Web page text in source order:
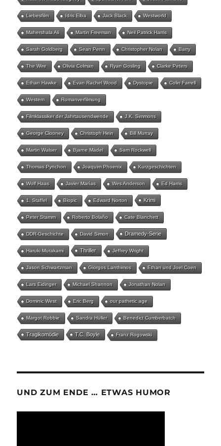
Liebesfilm Idris Elba Jack Black Westworld
Mahershala Ali Martin Freeman Neil Patrick Harris
Sarah Goldberg Sean Penn Christopher Nolan Barry
The Wire Olivia Colman Ryan Gosling Clarke Peters
Ethan Hawke Evan Rachel Wood Dystopie Colin Farrell
Western Romanverfilmung
Filmklassiker der Jahrtausendwende J.K. Simmons
George Clooney Christoph Hein Bill Murray
Martin Walser Bjarne Mädel Sam Rockwell
Thomas Pynchon Joaquim Phoenix Kurzgeschichten
Wolf Haas Javier Marías Wes Anderson Ed Harris
1. Staffel Biopic Edward Norton Krimi
Peter Stamm Roberto Bolaño Cate Blanchett
DDR-Geschichte David Simon Dramedy-Serie
Haruki Murakami Thriller Jeffrey Wright
Jason Schwartzman Giorgos Lanthimos Ethan und Joel Coen
Lars Eidinger Michael Shannon Jonathan Nolan
Dominic West Eric Berg our pathetic age
Margot Robbie Sandra Hüller Benedict Cumberbatch
Tragikomödie T.C. Boyle Franz Rogowski
UND ZUM ENDE … ETWAS HUMOR